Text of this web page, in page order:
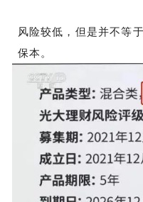
风险较低，但是并不等
保本。